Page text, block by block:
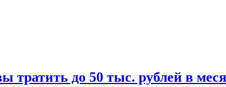
тратить до 50 тыс. рублей в